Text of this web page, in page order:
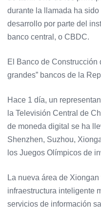
durante la llamada ha
desarrollo por parte del
banco central, o CBDC.
El Banco de Construcción
grandes” bancos de la
Hace 1 día, un
la Televisión Central de
de moneda digital se ha
Shenzhen, Suzhou,
los Juegos Olímpicos de
La nueva área de
infraestructura inteligente
servicios de información